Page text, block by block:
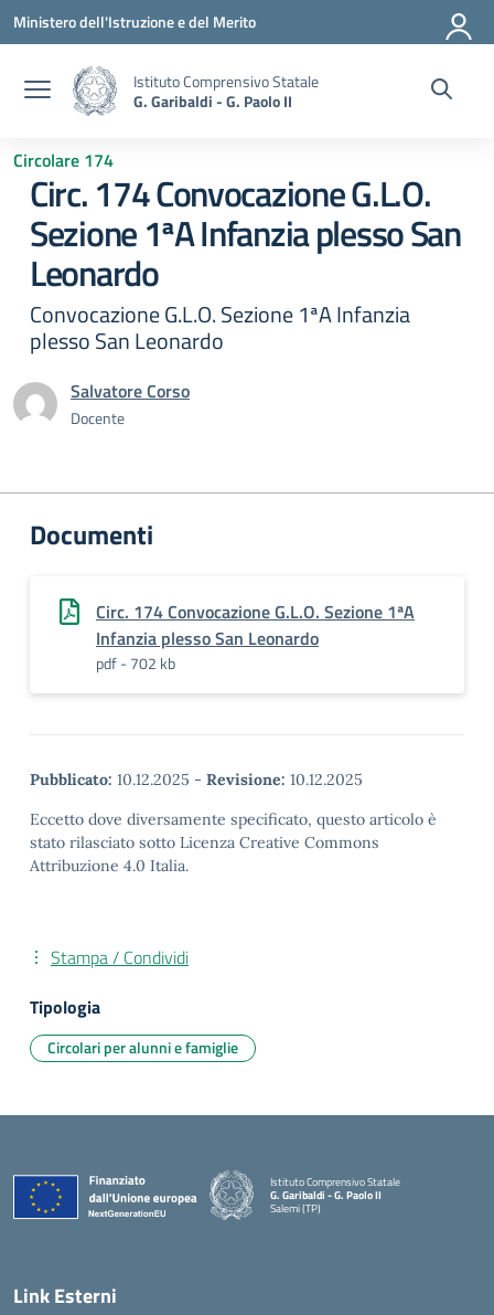
Vai ai contenuti
Vai al menu di navigazione
Vai al footer
Ministero dell'Istruzione e del Merito
Istituto Comprensivo Statale
G. Garibaldi - G. Paolo II
Circolare 174
Circ. 174 Convocazione G.L.O.
Sezione 1ªA Infanzia plesso San
Leonardo
Convocazione G.L.O. Sezione 1ªA Infanzia
plesso San Leonardo
Salvatore Corso
Docente
Documenti
Circ. 174 Convocazione G.L.O. Sezione 1ªA
Infanzia plesso San Leonardo
pdf - 702 kb
Pubblicato: 10.12.2025 - Revisione: 10.12.2025
Eccetto dove diversamente specificato, questo articolo è
stato rilasciato sotto Licenza Creative Commons
Attribuzione 4.0 Italia.
Stampa / Condividi
Tipologia
Circolari per alunni e famiglie
Istituto Comprensivo Statale
G. Garibaldi - G. Paolo II
Salemi (TP)
Link Esterni